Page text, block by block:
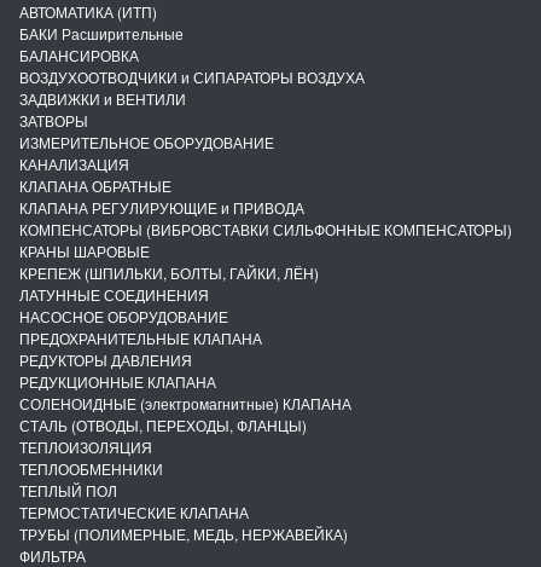
АВТОМАТИКА (ИТП)
БАКИ Расширительные
БАЛАНСИРОВКА
ВОЗДУХООТВОДЧИКИ и СИПАРАТОРЫ ВОЗДУХА
ЗАДВИЖКИ и ВЕНТИЛИ
ЗАТВОРЫ
ИЗМЕРИТЕЛЬНОЕ ОБОРУДОВАНИЕ
КАНАЛИЗАЦИЯ
КЛАПАНА ОБРАТНЫЕ
КЛАПАНА РЕГУЛИРУЮЩИЕ и ПРИВОДА
КОМПЕНСАТОРЫ (ВИБРОВСТАВКИ СИЛЬФОННЫЕ КОМПЕНСАТОРЫ)
КРАНЫ ШАРОВЫЕ
КРЕПЕЖ (ШПИЛЬКИ, БОЛТЫ, ГАЙКИ, ЛЁН)
ЛАТУННЫЕ СОЕДИНЕНИЯ
НАСОСНОЕ ОБОРУДОВАНИЕ
ПРЕДОХРАНИТЕЛЬНЫЕ КЛАПАНА
РЕДУКТОРЫ ДАВЛЕНИЯ
РЕДУКЦИОННЫЕ КЛАПАНА
СОЛЕНОИДНЫЕ (электромагнитные) КЛАПАНА
СТАЛЬ (ОТВОДЫ, ПЕРЕХОДЫ, ФЛАНЦЫ)
ТЕПЛОИЗОЛЯЦИЯ
ТЕПЛООБМЕННИКИ
ТЕПЛЫЙ ПОЛ
ТЕРМОСТАТИЧЕСКИЕ КЛАПАНА
ТРУБЫ (ПОЛИМЕРНЫЕ, МЕДЬ, НЕРЖАВЕЙКА)
ФИЛЬТРА